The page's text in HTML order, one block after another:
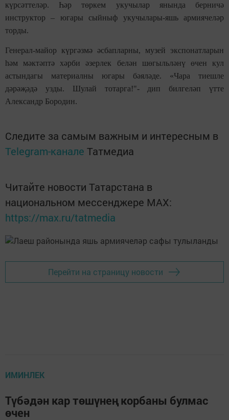
күрсәттеләр. Һәр төркем укучылар янында берничә
инструктор – югары сыйныф укучылары-яшь армиячеләр
торды.
Генерал-майор күргәзмә әсбапларны, музей экспонатларын
һәм мәктәптә хәрби әзерлек белән шөгыльләнү өчен кул
астындагы материалны югары бәяләде. «Чара тиешле
дәрәҗәдә узды. Шулай тотарга!"- дип билгеләп үтте
Александр Бородин.
Следите за самым важным и интересным в
Telegram-канале Татмедиа
Читайте новости Татарстана в
национальном мессенджере MАХ:
https://max.ru/tatmedia
Перейти на страницу новости
ИМИНЛЕК
Түбәдән кар төшүнең корбаны булмас
өчен